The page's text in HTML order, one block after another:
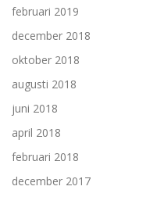
februari 2019
december 2018
oktober 2018
augusti 2018
juni 2018
april 2018
februari 2018
december 2017